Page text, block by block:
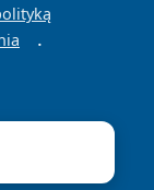
.